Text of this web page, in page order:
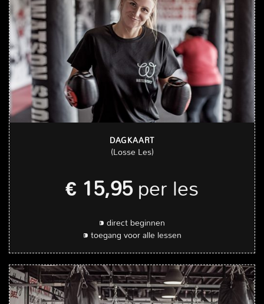
DAGKAART
(Losse Les)
€ 15,95per les
⁍ direct beginnen
⁍ toegang voor alle lessen